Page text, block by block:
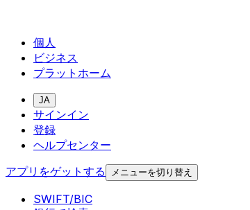
個人
ビジネス
プラットホーム
JA
サインイン
登録
ヘルプセンター
アプリをゲットする
メニューを切り替え
SWIFT/BIC